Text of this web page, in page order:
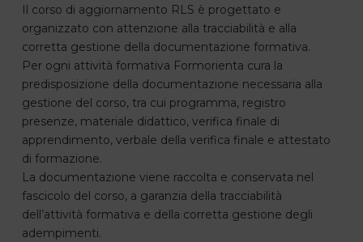
Il corso di aggiornamento RLS è progettato e
organizzato con attenzione alla tracciabilità e alla
corretta gestione della documentazione formativa.
Per ogni attività formativa Formorienta cura la
predisposizione della documentazione necessaria alla
gestione del corso, tra cui programma, registro
presenze, materiale didattico, verifica finale di
apprendimento, verbale della verifica finale e attestato
di formazione.
La documentazione viene raccolta e conservata nel
fascicolo del corso, a garanzia della tracciabilità
dell’attività formativa e della corretta gestione degli
adempimenti.